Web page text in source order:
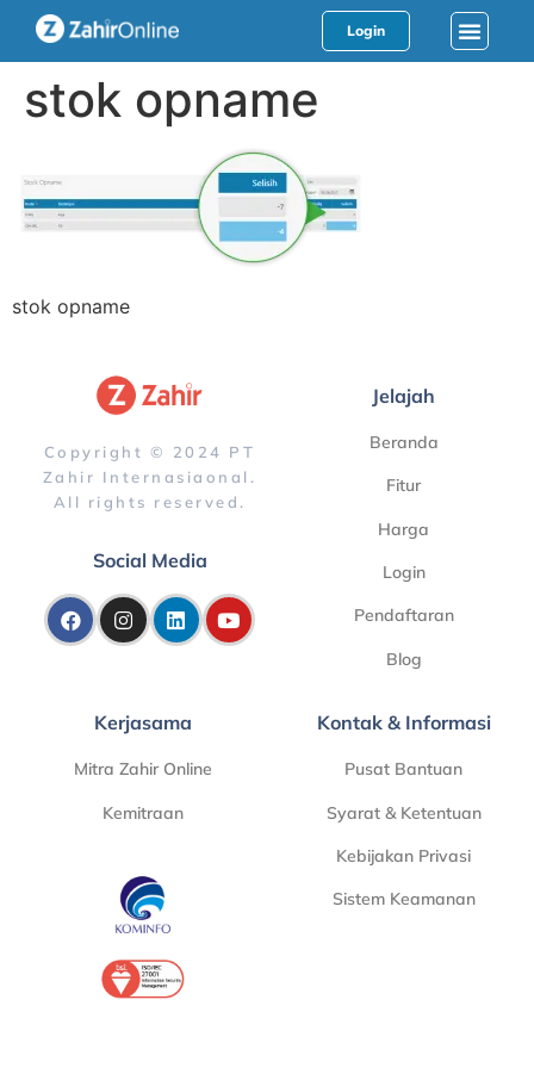
Login
stok opname
stok opname
Copyright © 2024 PT
Zahir Internasiaonal.
All rights reserved.
Social Media
Jelajah
Beranda
Fitur
Harga
Login
Pendaftaran
Blog
Kerjasama
Mitra Zahir Online
Kemitraan
Kontak & Informasi
Pusat Bantuan
Syarat & Ketentuan
Kebijakan Privasi
Sistem Keamanan